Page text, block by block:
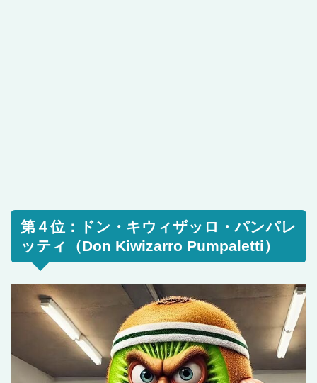
第４位：ドン・キウィザッロ・パンパレ
ッティ（Don Kiwizarro Pumpaletti）